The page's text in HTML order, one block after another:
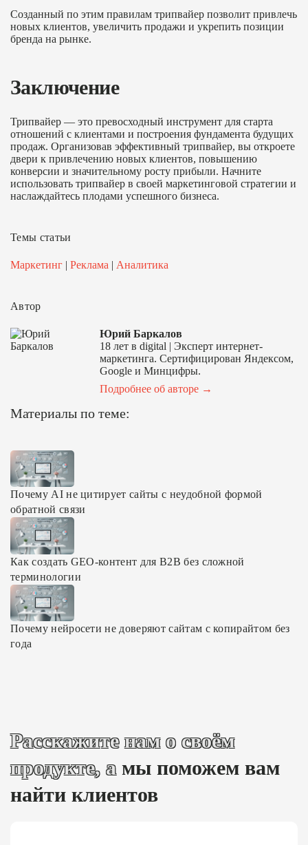
Созданный по этим правилам трипвайер позволит привлечь
новых клиентов, увеличить продажи и укрепить позиции
бренда на рынке.
Заключение
Трипвайер — это превосходный инструмент для старта
отношений с клиентами и построения фундамента будущих
продаж. Организовав эффективный трипвайер, вы откроете
двери к привлечению новых клиентов, повышению
конверсии и значительному росту прибыли. Начните
использовать трипвайер в своей маркетинговой стратегии и
наслаждайтесь плодами успешного бизнеса.
Темы статьи
Маркетинг | Реклама | Аналитика
Автор
Юрий Баркалов
18 лет в digital | Эксперт интернет-
маркетинга. Сертифицирован Яндексом,
Google и Минцифры.
Подробнее об авторе →
Материалы по теме:
Почему AI не цитирует сайты с неудобной формой
обратной связи
Как создать GEO-контент для B2B без сложной
терминологии
Почему нейросети не доверяют сайтам с копирайтом без
года
Расскажите нам о своём
продукте, амы поможем вам
найти клиентов